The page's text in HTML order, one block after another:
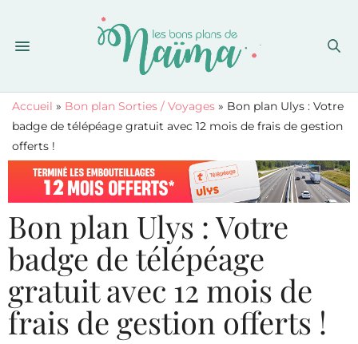
Accueil » Bon plan Sorties / Voyages » Bon plan Ulys : Votre
badge de télépéage gratuit avec 12 mois de frais de gestion
offerts !
Bon plan Ulys : Votre
badge de télépéage
gratuit avec 12 mois de
frais de gestion offerts !